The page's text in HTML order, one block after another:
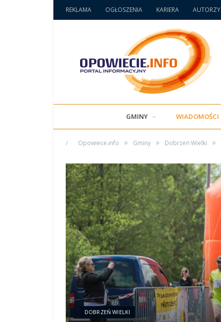
REKLAMA OGŁOSZENIA KARIERA AUTORZY
GMINY WIADOMOŚCI
/ Opowiece.info » Gminy » Dobrzeń Wielki »
DOBRZEŃ WIELKI